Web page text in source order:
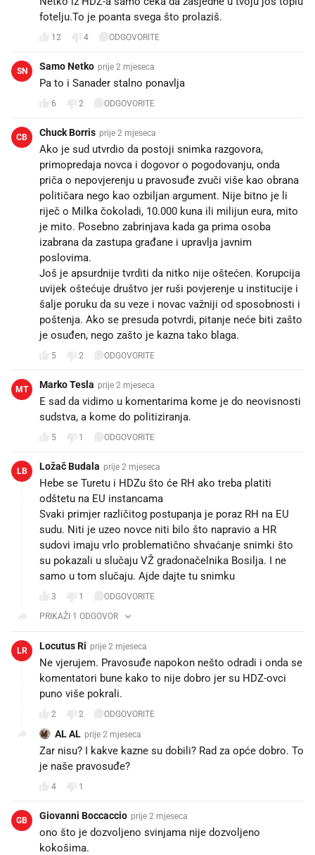
fotelju.To je poanta svega što prolaziš.
12 4 ODGOVORITE
SN Samo Netko prije 2 mjeseca
Pa to i Sanader stalno ponavlja😄😄
6 2 ODGOVORITE
CB Chuck Borris prije 2 mjeseca
Ako je sud utvrdio da postoji snimka razgovora,
primopredaja novca i dogovor o pogodovanju, onda
priča o nepovjerenju u pravosuđe zvuči više kao obrana
političara nego kao ozbiljan argument. Nije bitno je li
riječ o Milka čokoladi, 10.000 kuna ili milijun eura, mito
je mito. Posebno zabrinjava kada ga prima osoba
izabrana da zastupa građane i upravlja javnim
poslovima.
Još je apsurdnije tvrditi da nitko nije oštećen. Korupcija
uvijek oštećuje društvo jer ruši povjerenje u institucije i
šalje poruku da su veze i novac važniji od sposobnosti i
poštenja. Ako se presuda potvrdi, pitanje neće biti zašto
je osuđen, nego zašto je kazna tako blaga.
5 2 ODGOVORITE
MT Marko Tesla prije 2 mjeseca
E sad da vidimo u komentarima kome je do neovisnosti
sudstva, a kome do politiziranja.
5 1 ODGOVORITE
LB Ložač Budala prije 2 mjeseca
Hebe se Turetu i HDZu što će RH ako treba platiti
odštetu na EU instancama
Svaki primjer različitog postupanja je poraz RH na EU
sudu. Niti je uzeo novce niti bilo što napravio a HR
sudovi imaju vrlo problematično shvaćanje snimki što
su pokazali u slučaju VŽ gradonačelnika Bosilja. I ne
samo u tom slučaju. Ajde dajte tu snimku
3 1
ODGOVORITE
PRIKAŽI 1 ODGOVOR
LR Locutus Ri prije 2 mjeseca
Ne vjerujem. Pravosuđe napokon nešto odradi i onda se
komentatori bune kako to nije dobro jer su HDZ-ovci
puno više pokrali.
2 2 ODGOVORITE
AL AL prije 2 mjeseca
Zar nisu? I kakve kazne su dobili? Rad za opće dobro. To
je naše pravosuđe?
4 1
GB Giovanni Boccaccio prije 2 mjeseca
ono što je dozvoljeno svinjama nije dozvoljeno
kokošima.